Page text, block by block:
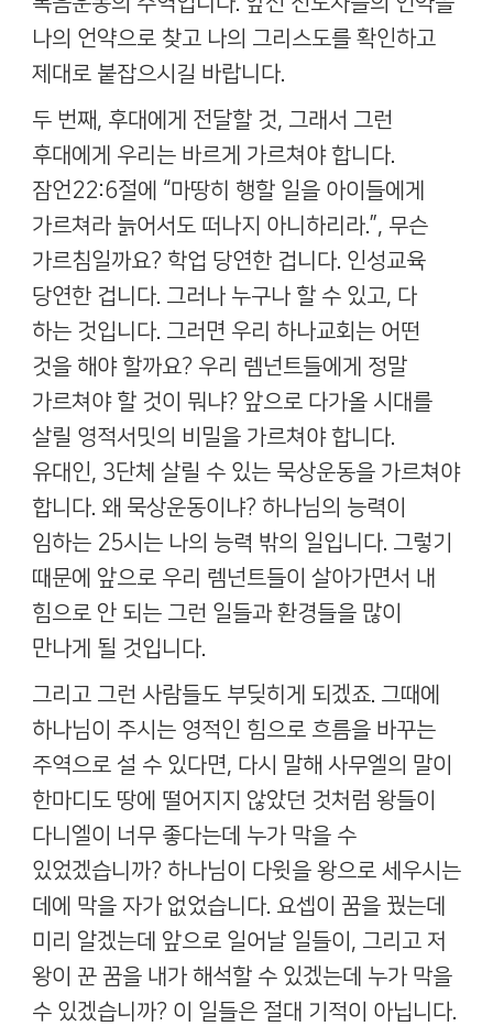
나의 언약으로 찾고 나의 그리스도를 확인하고
제대로 붙잡으시길 바랍니다.
두 번째, 후대에게 전달할 것, 그래서 그런
후대에게 우리는 바르게 가르쳐야 합니다.
잠언22:6절에 “마땅히 행할 일을 아이들에게
가르쳐라 늙어서도 떠나지 아니하리라.”, 무슨
가르침일까요? 학업 당연한 겁니다. 인성교육
당연한 겁니다. 그러나 누구나 할 수 있고, 다
하는 것입니다. 그러면 우리 하나교회는 어떤
것을 해야 할까요? 우리 렘넌트들에게 정말
가르쳐야 할 것이 뭐냐? 앞으로 다가올 시대를
살릴 영적서밋의 비밀을 가르쳐야 합니다.
유대인, 3단체 살릴 수 있는 묵상운동을 가르쳐야
합니다. 왜 묵상운동이냐? 하나님의 능력이
임하는 25시는 나의 능력 밖의 일입니다. 그렇기
때문에 앞으로 우리 렘넌트들이 살아가면서 내
힘으로 안 되는 그런 일들과 환경들을 많이
만나게 될 것입니다.
그리고 그런 사람들도 부딪히게 되겠죠. 그때에
하나님이 주시는 영적인 힘으로 흐름을 바꾸는
주역으로 설 수 있다면, 다시 말해 사무엘의 말이
한마디도 땅에 떨어지지 않았던 것처럼 왕들이
다니엘이 너무 좋다는데 누가 막을 수
있었겠습니까? 하나님이 다윗을 왕으로 세우시는
데에 막을 자가 없었습니다. 요셉이 꿈을 꿨는데
미리 알겠는데 앞으로 일어날 일들이 , 그리고 저
왕이 꾼 꿈을 내가 해석할 수 있겠는데 누가 막을
수 있겠습니까? 이 일들은 절대 기적이 아닙니다.